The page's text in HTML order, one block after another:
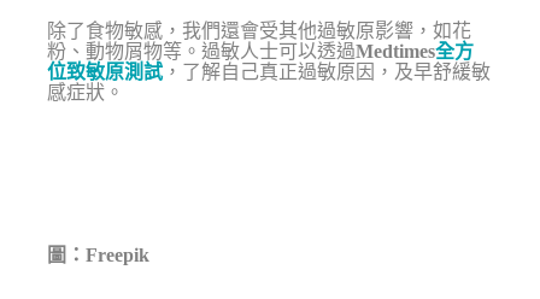
除了食物敏感，我們還會受其他過敏原影響，如花
粉、動物屑物等。過敏人士可以透過Medtimes全方
位致敏原測試，了解自己真正過敏原因，及早舒緩敏
感症狀。
圖：Freepik